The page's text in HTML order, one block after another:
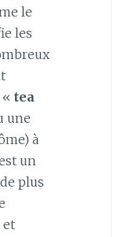
le
les
« tea
une
à
un
plus
et